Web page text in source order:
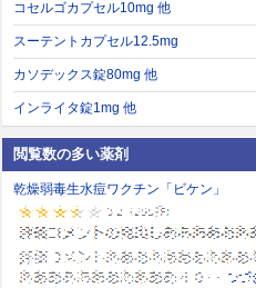
コセルゴカプセル10mg 他
スーテントカプセル12.5mg
カソデックス錠80mg 他
インライタ錠1mg 他
閲覧数の多い薬剤
乾燥弱毒生水痘ワクチン「ビケン」